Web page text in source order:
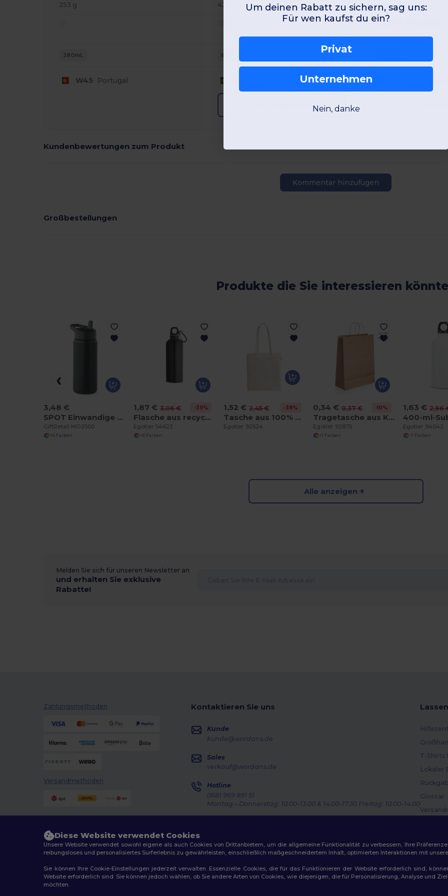
253 g
380mL
W45 Portugal
429 g
800mL
322 g
Kundenbewertungen zum Produkt
Kommentar hinzufügen
Großbestellungen
Produkte die Sie interessieren
3,48 €
SPOT Einwandige Flasche 500 ml
GiftRetail MO2500
+6 Farben
1,87 € 3,06 € -39%
Flasche aus recyceltem Aluminium 530 mL mit Karabiner
Egotier 54623
+6 Farben
1,52 € 2,45 € -38%
Tasche aus 100% organische Bauwolle (180 g/m²)
Egotier 92524
0,34 € 0,37 € -10%
Tragetasche aus Kraftpapier (115 g/m²)
Egotier 92875
+1 Farben
1,63 € 2,96
Egotier 94042
+1 Farben
Alle anzeigen
Melden Sie sich für unseren Newsletter an
und erhalten Sie exklusive
Rabatte!
Zahlungsmethoden
Versandmethoden
Kontaktieren Sie uns
Kunde
kunde@wordans.de
Sales
verkauf@wordans.de
Hotline
0681 969 891 51
Montag – Donnerstag: 10:00–13:00 & 14:00–17:30 Freitag: 10:00–14:00
T-Shirts
Lokaler
Glossar
2026. Alle Rechte vorbehalten
Diese Website verwendet Cookies
Unsere Website verwendet sowohl eigene als auch Cookies von Drittanbietern, um die allgemeine Funktionalität zu verbessern, Ihre
reibungsloses und personalisiertes Surferlebnis zu gewährleisten, einschließlich maßgeschneidertem Inhalt, optimierten Interaktionen mit
Sie können Ihre Cookie-Einstellungen jederzeit verwalten. Essenzielle Cookies, die für das Funktionieren der Website erforderlich sind,
Website erforderlich sind. Sie können jedoch wählen, ob Sie andere Arten von Cookies, wie diejenigen, die für Personalisierung, Analyse und
möchten.
Um deinen Rabatt zu sichern, sag uns:
Für wen kaufst du ein?
Privat
Unternehmen
Nein, danke